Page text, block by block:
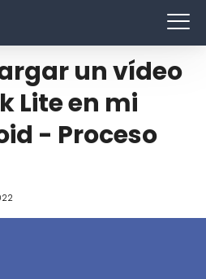
un vídeo
Lite en mi
- Proceso